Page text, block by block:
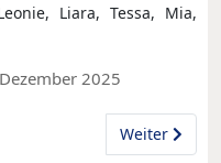
Liara, Tessa, Mia,
2025
vs. SG H2KuNächster
Weiter